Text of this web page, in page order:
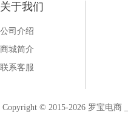
关于我们
公司介绍
商城简介
联系客服
Copyright © 2015-2026 罗宝电